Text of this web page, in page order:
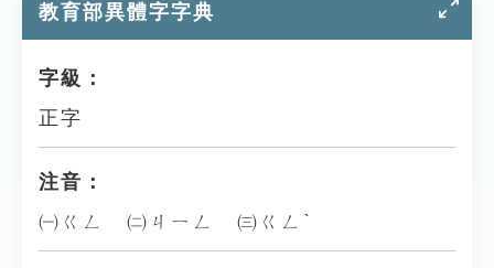
教育部異體字字典
字級：
正字
注音：
㈠ㄍㄥ ㈡ㄐㄧㄥ ㈢ㄍㄥˋ